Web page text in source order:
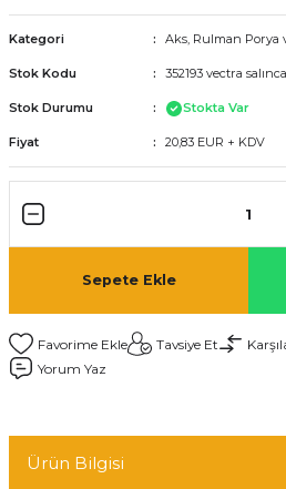
Kategori Aks, Rulman Porya
Stok Kodu 352193 vectra
Stok Durumu Stokta Var
Fiyat 20,83 EUR + KDV
Sepete Ekle
Tavsiye Et
Yorum Yaz
Ürün Bilgisi